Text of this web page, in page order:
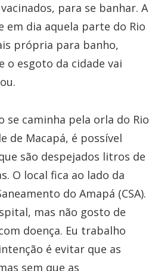
para se banhar. A
em dia aquela parte do Rio
própria para banho,
o esgoto da cidade vai
se caminha pela orla do Rio
de Macapá, é possível
são despejados litros de
O local fica ao lado da
do Amapá (CSA).
mas não gosto de
doença. Eu trabalho
é evitar que as
sem que as